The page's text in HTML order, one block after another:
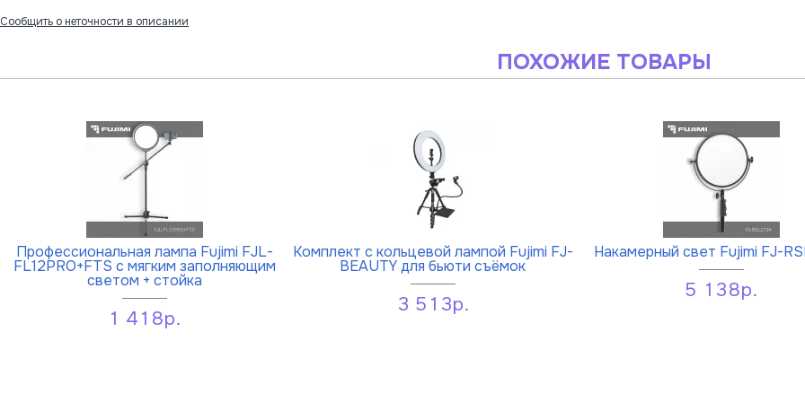
Сообщить о неточности в описании
ПОХОЖИЕ ТОВАРЫ
Профессиональная лампа Fujimi FJL-
FL12PRO+FTS с мягким заполняющим
светом + стойка
1 418р.
Комплект с кольцевой лампой Fujimi FJ-
BEAUTY для бьюти съёмок
3 513р.
Накамерный свет Fujimi FJ-
5 138р.